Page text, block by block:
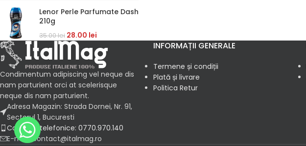
Lenor Perle Parfumate Dash
210g
35.00lei 28.00 lei
Condimentum adipiscing vel neque dis
nam parturient orci at scelerisque
neque dis nam parturient.
Adresa Magazin: Strada Dornei, Nr. 91,
Sectorul 1, Bucuresti
Comenzi telefonice: 0770.970.140
E-mail: contact@italmag.ro
INFORMAȚII GENERALE
Termene și condiții
Plată și livrare
Politica Retur